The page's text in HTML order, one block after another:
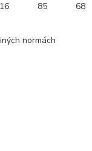
16 85 68
normách